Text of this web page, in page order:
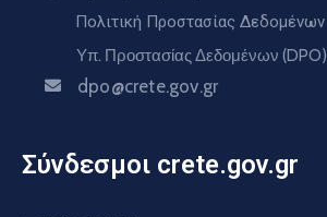
Πολιτική Προστασίας Δεδομένων
Υπ. Προστασίας Δεδομένων (DPO)
dpo@crete.gov.gr
Σύνδεσμοι crete.gov.gr